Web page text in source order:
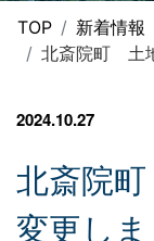
TOP
新着情報
北斎院町 土
2024.10.27
北斎院町
変更し ま